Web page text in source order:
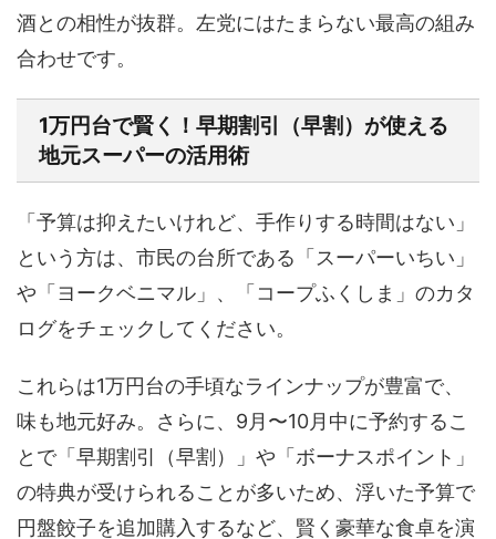
酒との相性が抜群。左党にはたまらない最高の組み
合わせです。
1万円台で賢く！早期割引（早割）が使える
地元スーパーの活用術
「予算は抑えたいけれど、手作りする時間はない」
という方は、市民の台所である「スーパーいちい」
や「ヨークベニマル」、「コープふくしま」のカタ
ログをチェックしてください。
これらは1万円台の手頃なラインナップが豊富で、
味も地元好み。さらに、9月〜10月中に予約するこ
とで「早期割引（早割）」や「ボーナスポイント」
の特典が受けられることが多いため、浮いた予算で
円盤餃子を追加購入するなど、賢く豪華な食卓を演